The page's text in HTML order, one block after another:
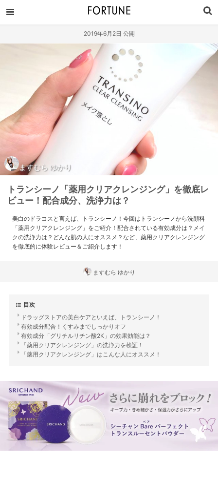
2019年6月2日 公開
ますむら ゆかり
トランシーノ「薬用クリアクレンジング」を徹底レ
ビュー！配合成分、洗浄力は？
美白のドラコスと言えば、トランシーノ！今回はトランシーノから洗顔料
「薬用クリアクレンジング」をご紹介！配合されている有効成分は？メイ
クの洗浄力は？どんな肌の人にオススメ？など、薬用クリアクレンジング
を徹底的に体験レビュー＆ご紹介します！
ますむら ゆかり
目次
ドラッグストアの美白ケアといえば、トランシーノ！
有効成分配合！くすみまでしっかりオフ
有効成分「グリチルリチン酸2K」の効果効能は？
「薬用クリアクレンジング」の洗浄力を検証！
「薬用クリアクレンジング」はこんな人にオススメ！